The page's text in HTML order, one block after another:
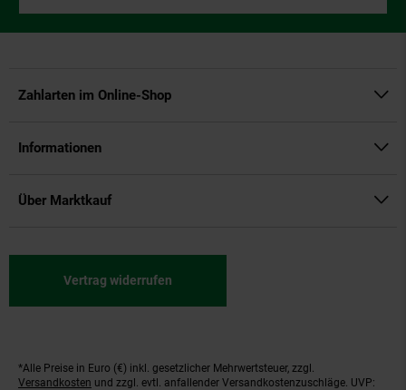
Zahlarten im Online-Shop
Informationen
Über Marktkauf
Vertrag widerrufen
Fußnoten
*Alle Preise in Euro (€) inkl. gesetzlicher Mehrwertsteuer, zzgl.
Versandkosten und zzgl. evtl. anfallender Versandkostenzuschläge. UVP: